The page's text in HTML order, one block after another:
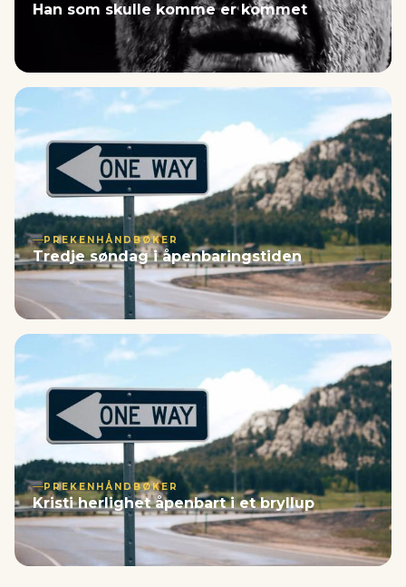
Han som skulle komme er kommet
PREKENHÅNDBØKER
Tredje søndag i åpenbaringstiden
PREKENHÅNDBØKER
Kristi herlighet åpenbart i et bryllup